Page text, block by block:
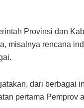
Provinsi dan
misalnya rencana
dari
pertama